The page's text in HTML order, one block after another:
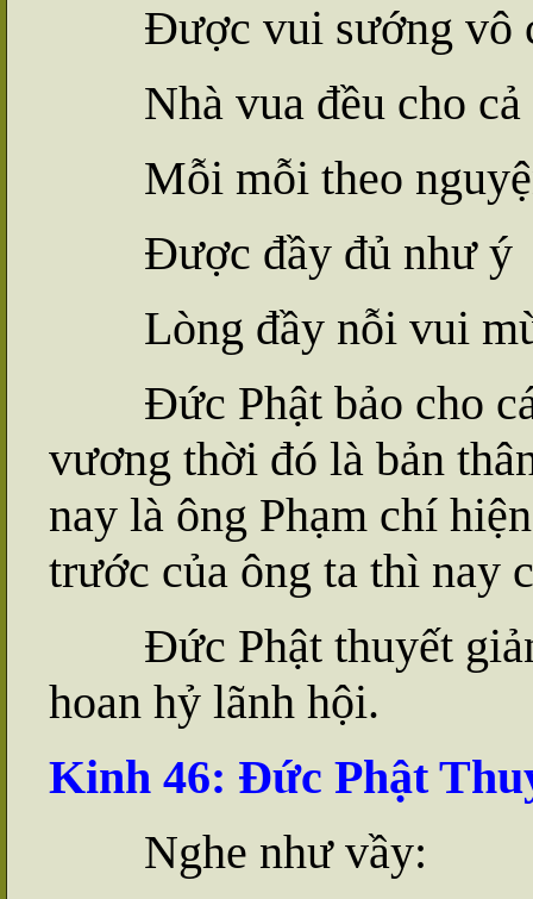
Được vui sướng vô
Nhà vua đều cho cả
Mỗi mỗi theo
Được đầy đủ như ý
Lòng đầy nỗi vui
Đức Phật bảo cho
vương thời đó là bản
nay là ông Phạm chí
trước của ông ta thì nay
Đức Phật thuyết
hoan hỷ lãnh hội.
Kinh 46: Đức Phật
Nghe như vầy: